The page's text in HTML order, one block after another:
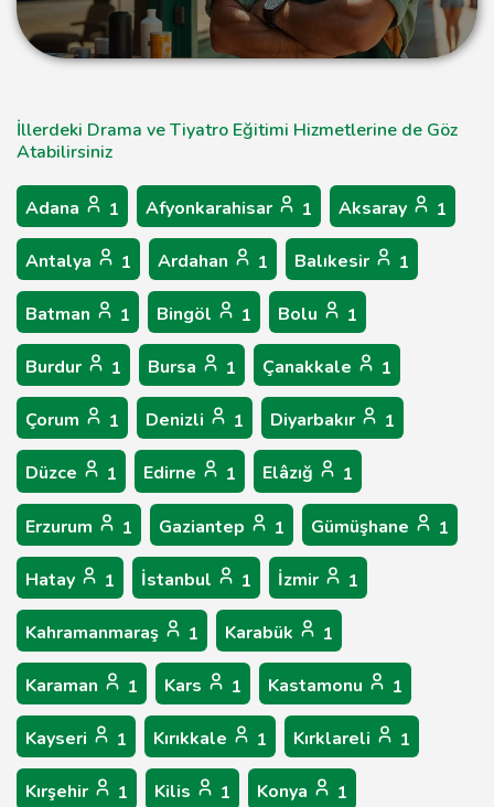
İllerdeki Drama ve Tiyatro Eğitimi Hizmetlerine de Göz
Atabilirsiniz
Adana 1 Afyonkarahisar 1 Aksaray 1
Antalya 1 Ardahan 1 Balıkesir 1
Batman 1 Bingöl 1 Bolu 1
Burdur 1 Bursa 1 Çanakkale 1
Çorum 1 Denizli 1 Diyarbakır 1
Düzce 1 Edirne 1 Elâzığ 1
Erzurum 1 Gaziantep 1 Gümüşhane 1
Hatay 1 İstanbul 1 İzmir 1
Kahramanmaraş 1 Karabük 1
Karaman 1 Kars 1 Kastamonu 1
Kayseri 1 Kırıkkale 1 Kırklareli 1
Kırşehir 1 Kilis 1 Konya 1